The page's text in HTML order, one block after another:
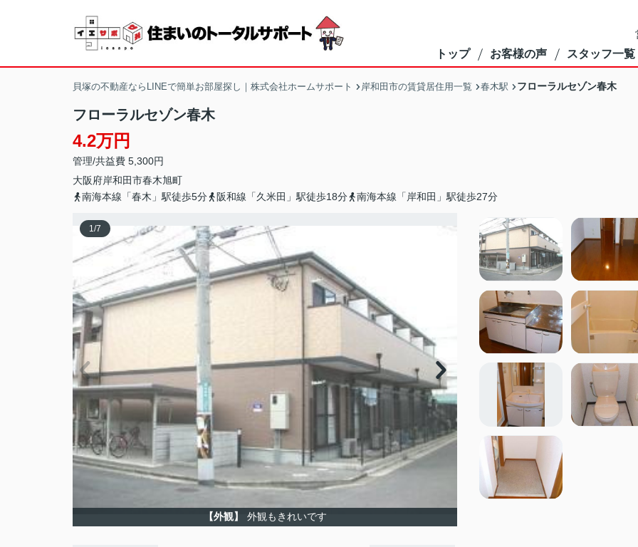
トップ お客様の声 スタッフ一覧
貝塚の不動産ならLINEで簡単お部屋探し｜株式会社ホームサポート 岸和田市の賃貸居住用一覧 春木駅 フローラルセゾン春木
フローラルセゾン春木
4.2万円
管理/共益費 5,300円
大阪府岸和田市春木旭町
南海本線「春木」駅徒歩5分
阪和線「久米田」駅徒歩18分 南海本線「岸和田」駅徒歩27分
1/7
【外観】 外観もきれいです